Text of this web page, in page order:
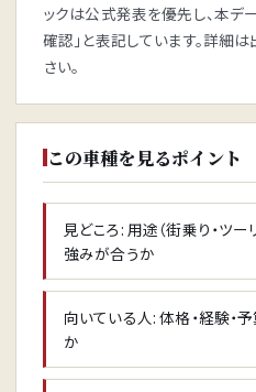
ックは公式発表を優先し、本デ
確認」と表記しています。詳細
さい。
この車種を見るポイント
見どころ: 用途（街乗り・ツー
強みが合うか
向いている人: 体格・経験・
か